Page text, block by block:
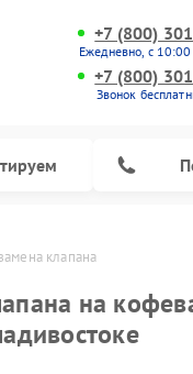
+7 (800)
Ежедневно, с
+7 (800)
Звонок
клапана
на